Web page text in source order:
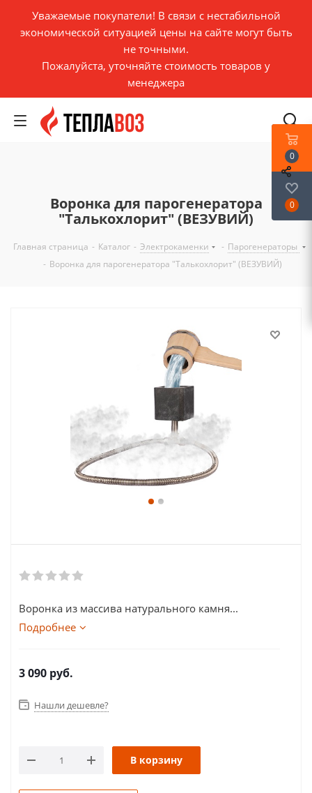
Уважаемые покупатели! В связи с нестабильной
экономической ситуацией цены на сайте могут быть
не точными.
Пожалуйста, уточняйте стоимость товаров у
менеджера
Воронка для парогенератора
"Талькохлорит" (ВЕЗУВИЙ)
Главная страница - Каталог - Электрокаменки - Парогенераторы
- Воронка для парогенератора "Талькохлорит" (ВЕЗУВИЙ)
Воронка из массива натурального камня...
Подробнее
3 090 руб.
Нашли дешевле?
В корзину
0
0